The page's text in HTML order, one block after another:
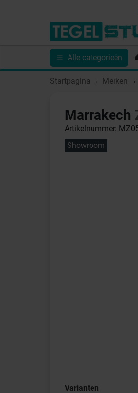
Alle categorieën
Toebehoren Sanitair
Startpagina Merken
Marrakech
Artikelnummer:
Showroom
Varianten